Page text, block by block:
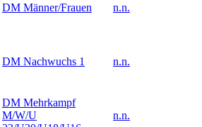
DM Männer/Frauen n.n.
DM Nachwuchs 1 n.n.
DM Mehrkampf
M/W/U
n.n.